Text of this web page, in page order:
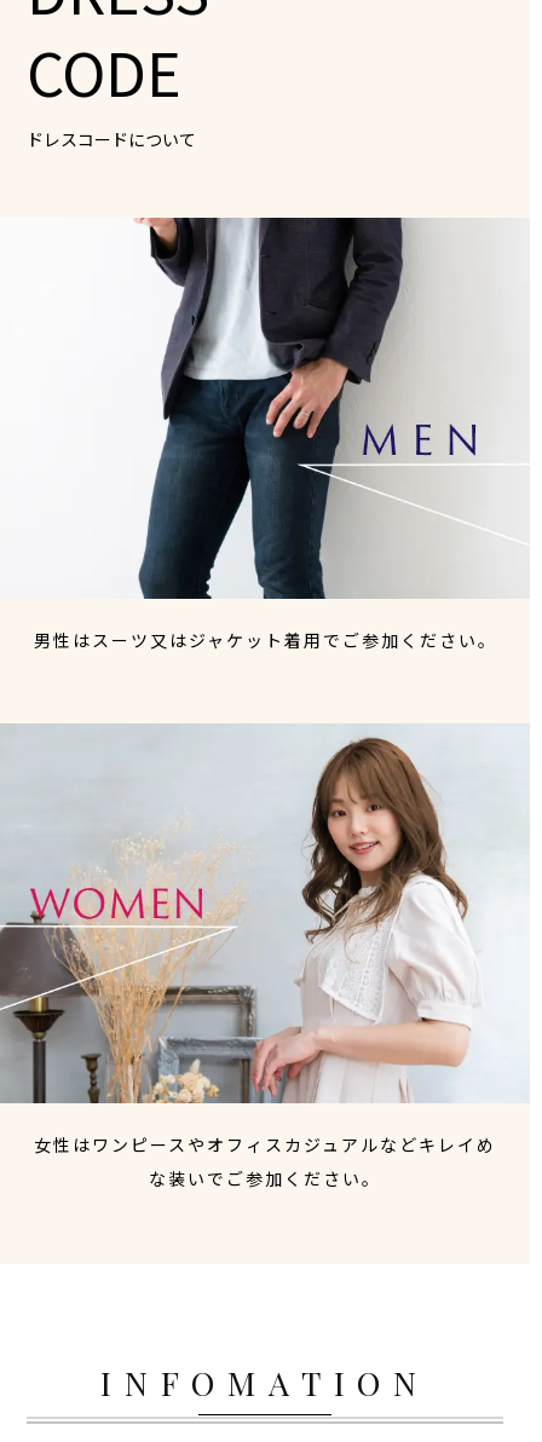
CODE
ドレスコードについて
男性はスーツ又はジャケット着用でご参加ください。
女性はワンピースやオフィスカジュアルなどキレイめ
な装いでご参加ください。
INFOMATION